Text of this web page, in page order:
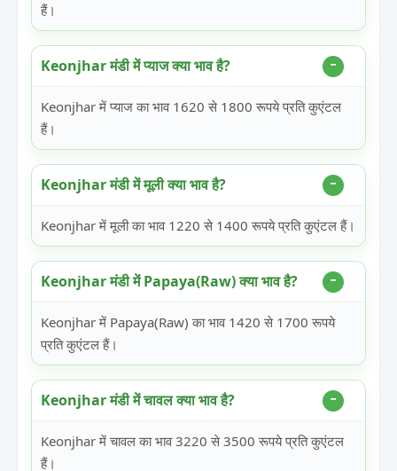
हैं।
Keonjhar मंडी में प्याज क्या भाव है?
Keonjhar में प्याज का भाव 1620 से 1800 रूपये प्रति कुएंटल
हैं।
Keonjhar मंडी में मूली क्या भाव है?
Keonjhar में मूली का भाव 1220 से 1400 रूपये प्रति कुएंटल हैं।
Keonjhar मंडी में Papaya(Raw) क्या भाव है?
Keonjhar में Papaya(Raw) का भाव 1420 से 1700 रूपये
प्रति कुएंटल हैं।
Keonjhar मंडी में चावल क्या भाव है?
Keonjhar में चावल का भाव 3220 से 3500 रूपये प्रति कुएंटल
हैं।